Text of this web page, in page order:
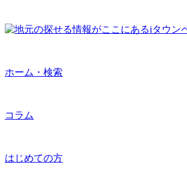
ホーム・検索
コラム
はじめての方